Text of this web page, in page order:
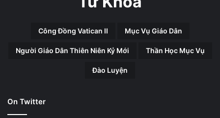
Công Đồng Vatican II Mục Vụ Giáo Dân
Người Giáo Dân Thiên Niên Kỷ Mới Thần Học Mục Vụ
Đào Luyện
On Twitter